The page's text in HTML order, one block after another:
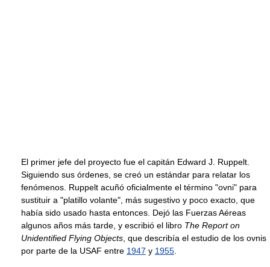
El primer jefe del proyecto fue el capitán Edward J. Ruppelt.
Siguiendo sus órdenes, se creó un estándar para relatar los
fenómenos. Ruppelt acuñó oficialmente el término "ovni" para
sustituir a "platillo volante", más sugestivo y poco exacto, que
había sido usado hasta entonces. Dejó las Fuerzas Aéreas
algunos años más tarde, y escribió el libro The Report on
Unidentified Flying Objects , que describía el estudio de los ovnis
por parte de la USAF entre 1947 y 1955